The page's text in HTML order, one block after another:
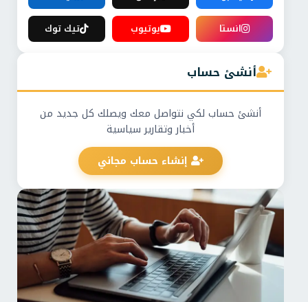
انستا
يوتيوب تيك توك
أنشئ حساب
أنشئ حساب لكي نتواصل معك ويصلك كل جديد من
أخبار وتقارير سياسية
إنشاء حساب مجاني